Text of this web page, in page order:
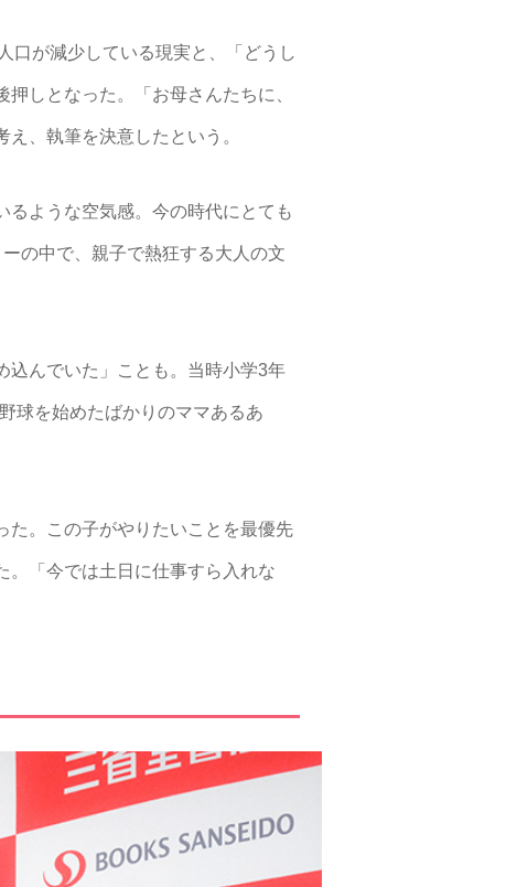
口が減少している現実と、「どうし
しとなった。「お母さんたちに、
、執筆を決意したという。
ような空気感。今の時代にとても
の中で、親子で熱狂する大人の文
んでいた」ことも。当時小学3年
球を始めたばかりのママあるあ
た。この子がやりたいことを最優先
。「今では土日に仕事すら入れな